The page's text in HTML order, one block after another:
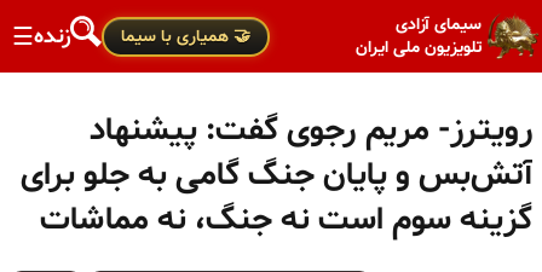
سیمای آزادی
تلویزیون ملی ایران
🤝 همیاری با سیما زنده☰
رویترز- مریم رجوی گفت: پیشنهاد
آتش‌بس و پایان جنگ گامی به جلو برای
گزینه سوم است نه جنگ، نه مماشات